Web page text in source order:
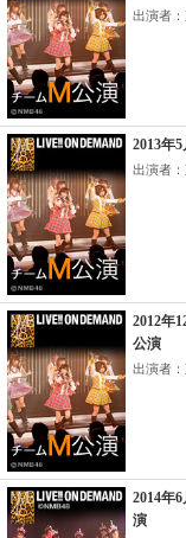
出演者：
2013年
出演者：
2012年
公演
出演者：
2014年
演